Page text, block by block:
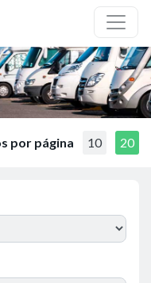
por página 10 20